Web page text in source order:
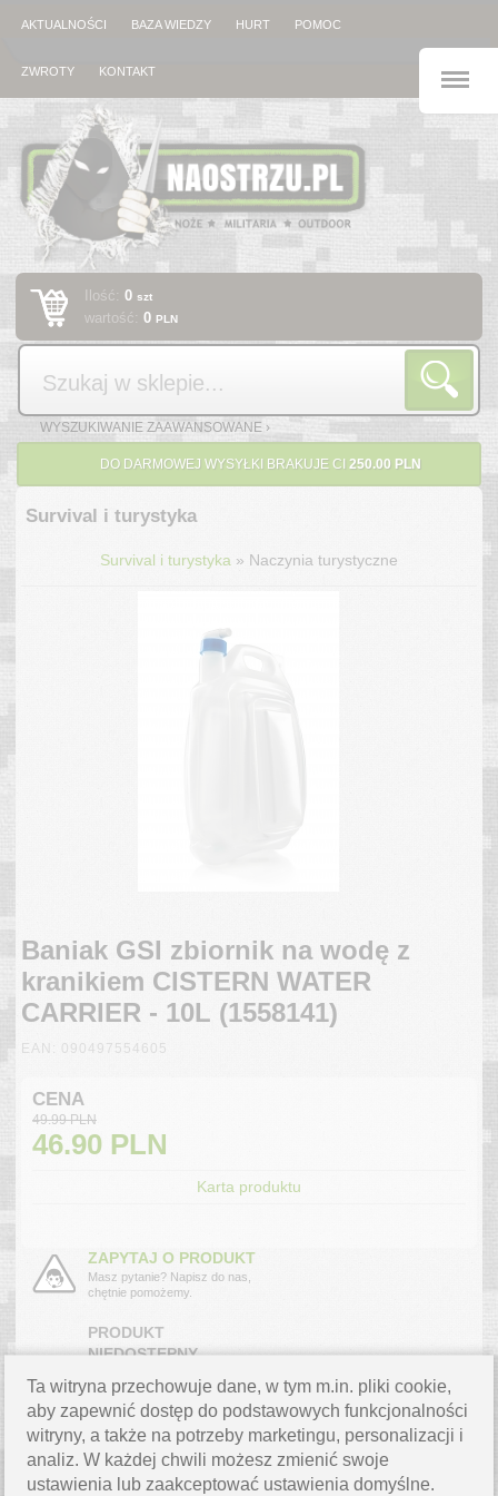
AKTUALNOŚCI BAZA WIEDZY HURT POMOC
ZWROTY KONTAKT
Ilość:0szt
wartość:0PLN
Szukaj
WYSZUKIWANIE ZAAWANSOWANE ›
DO DARMOWEJ WYSYŁKI BRAKUJE CI 250.00 PLN
Survival i turystyka
Survival i turystyka » Naczynia turystyczne
Baniak GSI zbiornik na wodę z
kranikiem CISTERN WATER
CARRIER - 10L (1558141)
EAN: 090497554605
CENA
49.99 PLN
46.90 PLN
Karta produktu
ZAPYTAJ O PRODUKT
Masz pytanie? Napisz do nas,
chętnie pomożemy.
PRODUKT
NIEDOSTĘPNY
powiadom mnie o dostawie.
›
OPIS PRODUKTU
Ta witryna przechowuje dane, w tym m.in. pliki cookie,
aby zapewnić dostęp do podstawowych funkcjonalności
witryny, a także na potrzeby marketingu, personalizacji i
analiz. W każdej chwili możesz zmienić swoje
ustawienia lub zaakceptować ustawienia domyślne.